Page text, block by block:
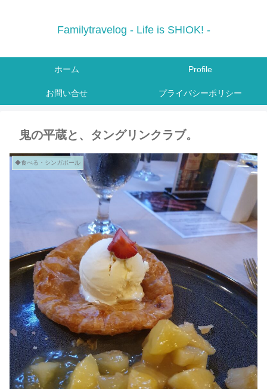
Familytravelog - Life is SHIOK! -
ホーム Profile
お問い合せ プライバシーポリシー
鬼の平蔵と、タングリンクラブ。
◆食べる・シンガポール